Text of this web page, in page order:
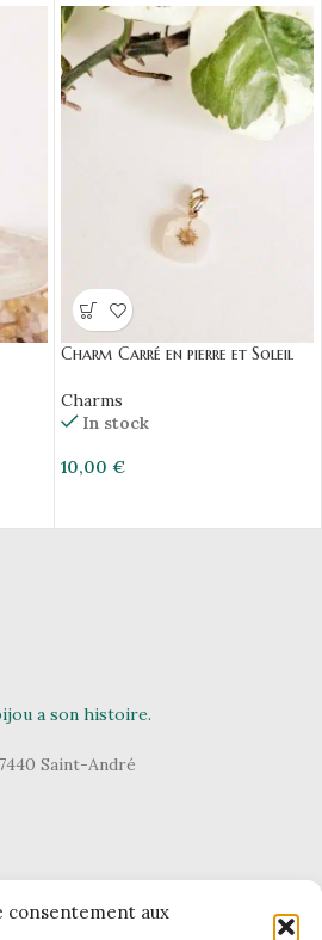
consentement aux
Charm Carré en pierre et Soleil
Charms
In stock
10,00 €
a son histoire.
Saint-André